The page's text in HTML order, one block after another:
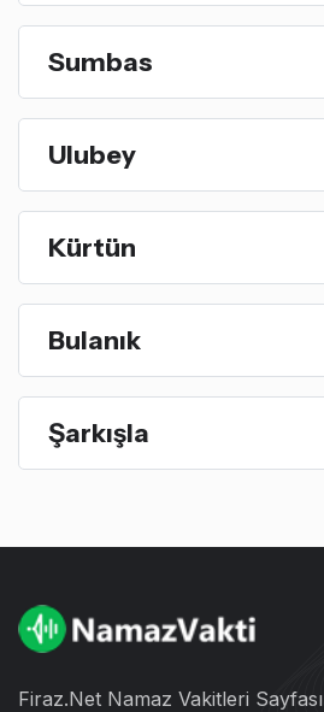
Sumbas
Ulubey
Kürtün
Bulanık
Şarkışla
Firaz.Net Namaz Vakitleri Sayfası